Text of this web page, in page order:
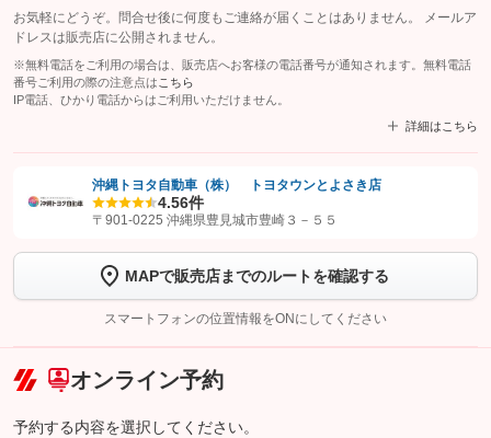
お気軽にどうぞ。問合せ後に何度もご連絡が届くことはありません。 メールア
ドレスは販売店に公開されません。
※無料電話をご利用の場合は、販売店へお客様の電話番号が通知されます。無料電話
番号ご利用の際の注意点は こちら
IP電話、ひかり電話からはご利用いただけません。
詳細はこちら
認証画面でグーネットを友だち追加してから「許可する」ボタンを押
トーク画面で
ボタンをタップして問い合わせを
完了してください。
こちら
沖縄トヨタ自動車（株） トヨタウンとよさき店
4.56件
〒901-0225 沖縄県豊見城市豊崎３－５５
MAPで販売店までのルートを確認する
スマートフォンの位置情報をONにしてください
オンライン予約
予約する内容を選択してください。